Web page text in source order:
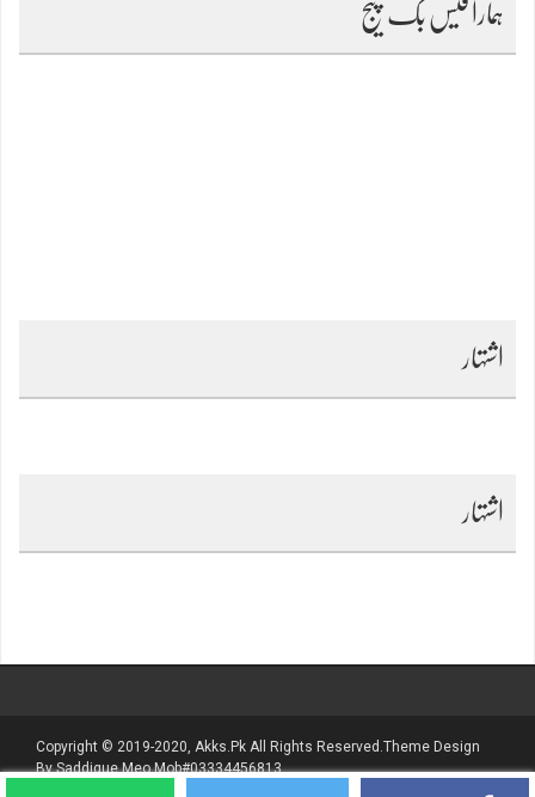
ہمارا فیس بک پیج
اشتہار
اشتہار
Copyright © 2019-2020, Akks.pk All Rights Reserved.Theme Design
By Saddique Meo Mob#03334456813